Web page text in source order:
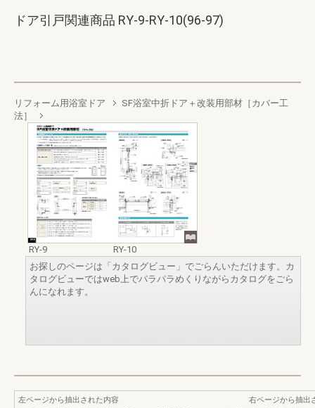
ドア引戸関連商品 RY-9-RY-10(96-97)
リフォーム用浴室ドア
SF浴室中折ドア＋改装用部材［カバー工
法］
RY-9
RY-10
お探しのページは「カタログビュー」でごらんいただけます。カ
タログビューではweb上でパラパラめくりながらカタログをごら
んになれます。
左ページから抽出された内容
右ページから抽出